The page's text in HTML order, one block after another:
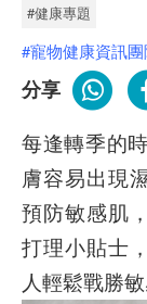
#健康專題
#寵物健康資訊
分享
每逢轉季的
膚容易出現
預防敏感肌
打理小貼士
人輕鬆戰勝敏